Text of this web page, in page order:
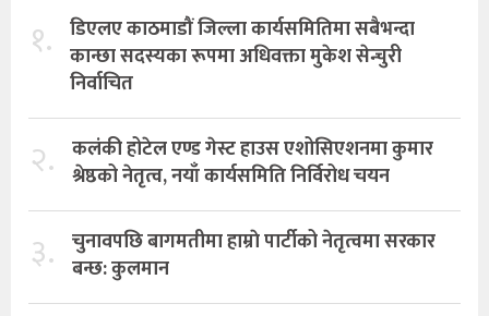
१. डिएलए काठमाडौं जिल्ला कार्यसमितिमा सबैभन्दा
कान्छा सदस्यका रूपमा अधिवक्ता मुकेश सेन्चुरी
निर्वाचित
२. कलंकी होटेल एण्ड गेस्ट हाउस एशोसिएशनमा कुमार
श्रेष्ठको नेतृत्व, नयाँ कार्यसमिति निर्विरोध चयन
३. चुनावपछि बागमतीमा हाम्राे पार्टीको नेतृत्वमा सरकार
बन्छ: कुलमान